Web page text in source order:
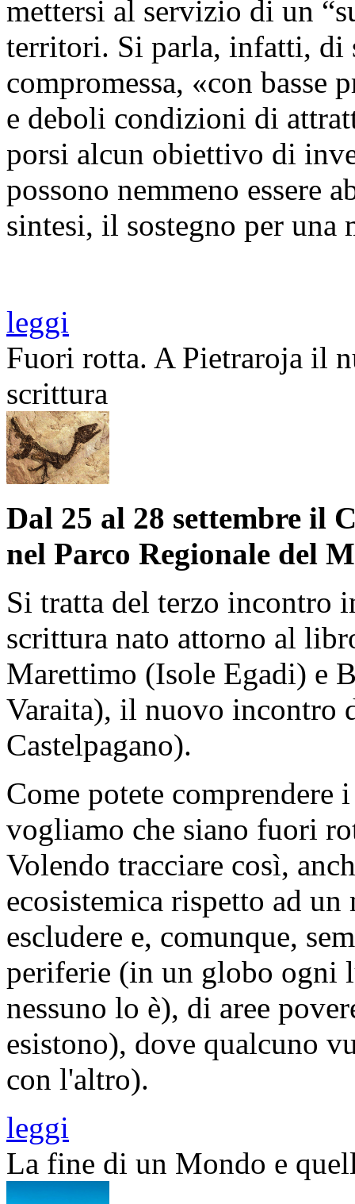
mettersi al servizio di un
territori. Si parla, infatti, di
compromessa, «con basse
e deboli condizioni di
porsi alcun obiettivo di
possono nemmeno essere
sintesi, il sostegno per una
leggi
Fuori rotta. A Pietraroja il
scrittura
Dal 25 al 28 settembre il
nel Parco Regionale del
Si tratta del terzo incontro
scrittura nato attorno al
Marettimo (Isole Egadi) e
Varaita), il nuovo incontro
Castelpagano).
Come potete
vogliamo che siano fuori
Volendo tracciare così,
ecosistemica rispetto ad
escludere e, comunque,
periferie (in un globo ogni
nessuno lo è), di aree
esistono), dove qualcuno
con l'altro).
leggi
La fine di un Mondo e